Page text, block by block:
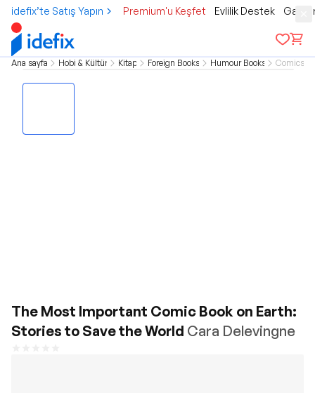
idefix’te Satış Yapın Premium'u Keşfet Evlilik Destek
Ana sayfa Hobi & Kültür Kitap Foreign Books Humour Books Comics
The Most Important Comic Book on Earth:
Stories to Save the World Cara Delevingne